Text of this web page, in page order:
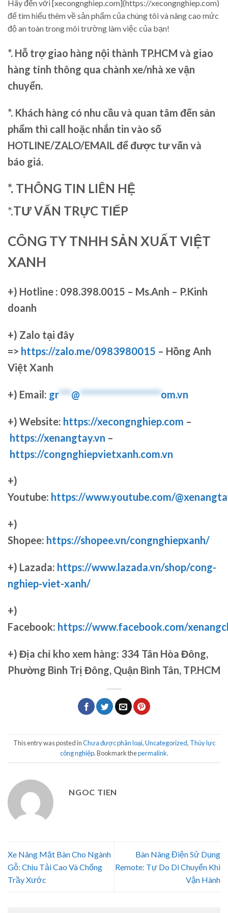
Hãy đến với [xecongnghiep.com](https://xecongnghiep.com)
để tìm hiểu thêm về sản phẩm của chúng tôi và nâng cao mức
độ an toàn trong môi trường làm việc của bạn!
*. Hỗ trợ giao hàng nội thành TP.HCM và giao
hàng tỉnh thông qua chành xe/nhà xe vận
chuyển.
*. Khách hàng có nhu cầu và quan tâm đến sản
phẩm thì call hoặc nhắn tin vào số
HOTLINE/ZALO/EMAIL để được tư vấn và
báo giá.
*. THÔNG TIN LIÊN HỆ
*.TƯ VẤN TRỰC TIẾP
CÔNG TY TNHH SẢN XUẤT VIỆT
XANH
+) Hotline : 098.398.0015 – Ms.Anh – P.Kinh
doanh
+) Zalo tại đây
=> https://zalo.me/0983980015 – Hồng Anh
Việt Xanh
+) Email: gr***@********************om.vn
+) Website: https://xecongnghiep.com –
https://xenangtay.vn –
https://congnghiepvietxanh.com.vn
+)
Youtube: https://www.youtube.com/
+)
Shopee: https://shopee.vn/congnghiepxanh/
+) Lazada: https://www.lazada.vn/shop/cong-
nghiep-viet-xanh/
+)
Facebook: https://www.facebook.com/
+) Địa chỉ kho xem hàng: 334 Tân Hòa Đông,
Phường Bình Trị Đông, Quận Bình Tân, TP.HCM
This entry was posted inChưa được phân loại,Uncategorized, Thủy lực
công nghiệp. Bookmark thepermalink.
NGOC TIEN
Xe Nâng Mặt Bàn Cho Ngành
Gỗ: Chịu Tải Cao Và Chống
Trầy Xước
Bàn Nâng Điện Sử Dụng
Remote: Tự Do Di Chuyển Khi
Vận Hành